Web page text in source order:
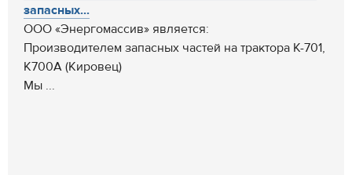
запасных...
ООО «Энергомассив» является:
Производителем запасных частей на трактора К-701,
К700А (Кировец)
Мы ...